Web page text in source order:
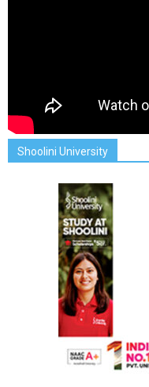
Shoolini University